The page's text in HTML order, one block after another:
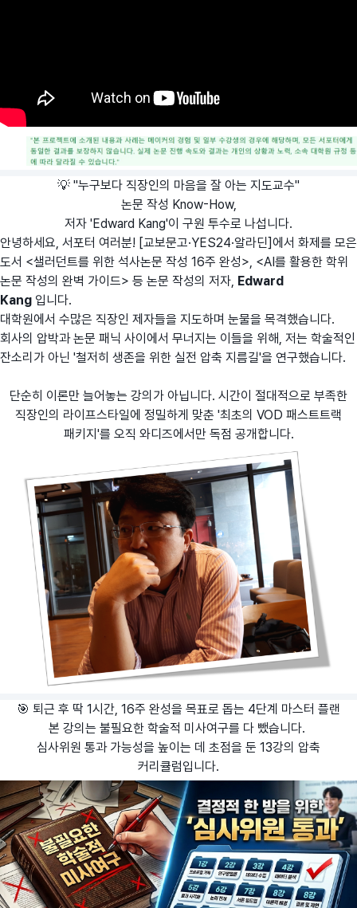
💡 "누구보다 직장인의 마음을 잘 아는 지도교수"
논문 작성 Know-How,
저자 'Edward Kang'이 구원 투수로 나섭니다.
안녕하세요, 서포터 여러분! [교보문고·YES24·알라딘]에서 화제를 모은
도서 <샐러던트를 위한 석사논문 작성 16주 완성>, <AI를 활용한 학위
논문 작성의 완벽 가이드> 등 논문 작성의 저자, Edward
Kang 입니다.
대학원에서 수많은 직장인 제자들을 지도하며 눈물을 목격했습니다.
회사의 압박과 논문 패닉 사이에서 무너지는 이들을 위해, 저는 학술적인
잔소리가 아닌 '철저히 생존을 위한 실전 압축 지름길'을 연구했습니다.
단순히 이론만 늘어놓는 강의가 아닙니다. 시간이 절대적으로 부족한
직장인의 라이프스타일에 정밀하게 맞춘 '최초의 VOD 패스트트랙
패키지'를 오직 와디즈에서만 독점 공개합니다.
🎯 퇴근 후 딱 1시간, 16주 완성을 목표로 돕는 4단계 마스터 플랜
본 강의는 불필요한 학술적 미사여구를 다 뺐습니다.
심사위원 통과 가능성을 높이는 데 초점을 둔 13강의 압축
커리큘럼입니다.